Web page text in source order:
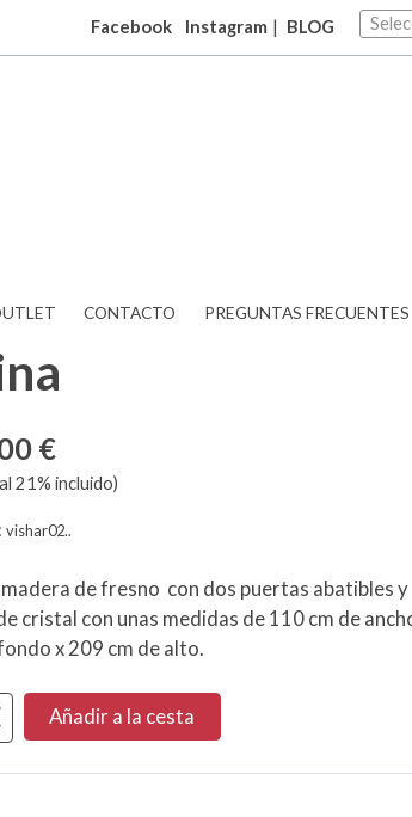
Facebook Instagram | BLOG
CONTACTO PREGUNTAS FRECUENTES
€
21% incluido)
vishar02..
de fresno con dos puertas abatibles y
cristal con unas medidas de 110 cm de
x 209 cm de alto.
Añadir a la cesta